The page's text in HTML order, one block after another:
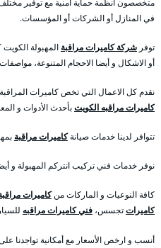
في المنازل أو الشركات أو المؤسسات.
توفر شركة كاميرات مراقبة المهبولة
أو الاشكال و أيضا الاحجام المتنوعة،
نقدم كل الاعمال التي تخص كاميرات
كاميرات مراقبه الكويتبأحدث الأدوات و
تتوافر لدينا خدمات صيانةكاميرات مراقبة
نوفر خدمات فني تركيب انتركم المهبولة و
كافة النوعيات و الماركات منكاميرات
كاميراتتجسس، فني كاميرات مراقبه
أنسب و ارخص الأسعار مع أمكانية تواجدنا على مدار